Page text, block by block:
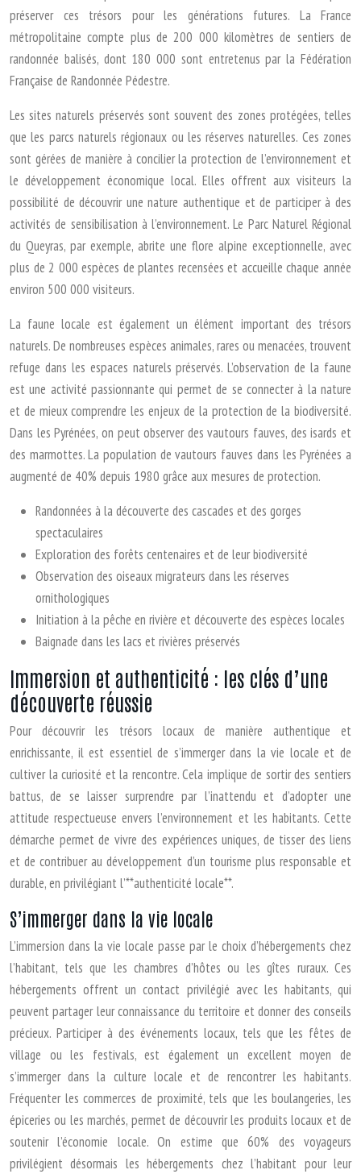
préserver ces trésors pour les générations futures. La France
métropolitaine compte plus de 200 000 kilomètres de sentiers de
randonnée balisés, dont 180 000 sont entretenus par la Fédération
Française de Randonnée Pédestre.
Les sites naturels préservés sont souvent des zones protégées, telles
que les parcs naturels régionaux ou les réserves naturelles. Ces zones
sont gérées de manière à concilier la protection de l’environnement et
le développement économique local. Elles offrent aux visiteurs la
possibilité de découvrir une nature authentique et de participer à des
activités de sensibilisation à l’environnement. Le Parc Naturel Régional
du Queyras, par exemple, abrite une flore alpine exceptionnelle, avec
plus de 2 000 espèces de plantes recensées et accueille chaque année
environ 500 000 visiteurs.
La faune locale est également un élément important des trésors
naturels. De nombreuses espèces animales, rares ou menacées, trouvent
refuge dans les espaces naturels préservés. L’observation de la faune
est une activité passionnante qui permet de se connecter à la nature
et de mieux comprendre les enjeux de la protection de la biodiversité.
Dans les Pyrénées, on peut observer des vautours fauves, des isards et
des marmottes. La population de vautours fauves dans les Pyrénées a
augmenté de 40% depuis 1980 grâce aux mesures de protection.
Randonnées à la découverte des cascades et des gorges
spectaculaires
Exploration des forêts centenaires et de leur biodiversité
Observation des oiseaux migrateurs dans les réserves
ornithologiques
Initiation à la pêche en rivière et découverte des espèces locales
Baignade dans les lacs et rivières préservés
Immersion et authenticité : les clés d’une
découverte réussie
Pour découvrir les trésors locaux de manière authentique et
enrichissante, il est essentiel de s’immerger dans la vie locale et de
cultiver la curiosité et la rencontre. Cela implique de sortir des sentiers
battus, de se laisser surprendre par l’inattendu et d’adopter une
attitude respectueuse envers l’environnement et les habitants. Cette
démarche permet de vivre des expériences uniques, de tisser des liens
et de contribuer au développement d’un tourisme plus responsable et
durable, en privilégiant l’**authenticité locale**.
S’immerger dans la vie locale
L’immersion dans la vie locale passe par le choix d’hébergements chez
l’habitant, tels que les chambres d’hôtes ou les gîtes ruraux. Ces
hébergements offrent un contact privilégié avec les habitants, qui
peuvent partager leur connaissance du territoire et donner des conseils
précieux. Participer à des événements locaux, tels que les fêtes de
village ou les festivals, est également un excellent moyen de
s’immerger dans la culture locale et de rencontrer les habitants.
Fréquenter les commerces de proximité, tels que les boulangeries, les
épiceries ou les marchés, permet de découvrir les produits locaux et de
soutenir l’économie locale. On estime que 60% des voyageurs
privilégient désormais les hébergements chez l’habitant pour leur